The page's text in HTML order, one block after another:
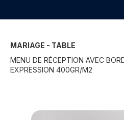
MARIAGE - TABLE
MENU DE RÉCEPTION AVEC
EXPRESSION 400GR/M2